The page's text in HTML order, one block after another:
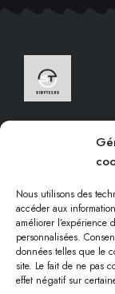
Nous utilisons des
accéder aux
améliorer
personnalisées.
données telles que le
site. Le fait de ne pas
effet négatif sur
qui s’efforce
solutions
Informations
Conditions